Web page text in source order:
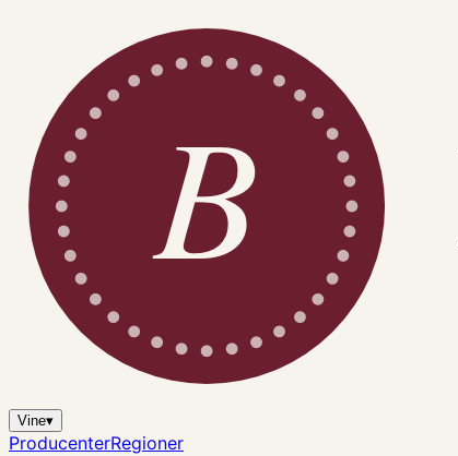
B
Vine▾
ProducenterRegioner